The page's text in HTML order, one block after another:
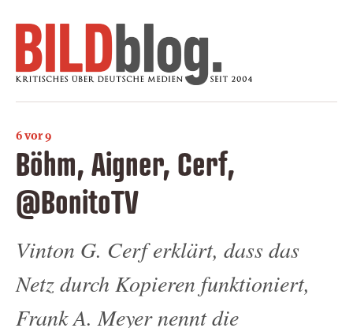
6 vor 9
Böhm, Aigner, Cerf,
@BonitoTV
Vinton G. Cerf erklärt, dass das
Netz durch Kopieren funktioniert,
Frank A. Meyer nennt die